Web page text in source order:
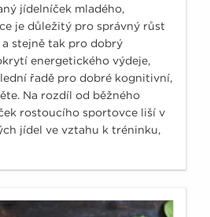
jídelníček mladého,
je důležitý pro správný růst
stejně tak pro dobrý
energetického výdeje,
řadě pro dobré kognitivní,
Na rozdíl od běžného
rostoucího sportovce liší v
jídel ve vztahu k tréninku,